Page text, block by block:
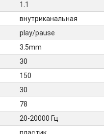
1.1
внутриканальная
play/pause
3.5mm
30
150
30
78
20-20000 Гц